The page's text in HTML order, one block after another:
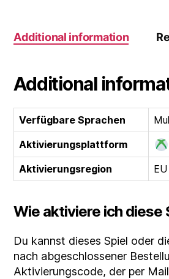
(EU)
Additional information
Additional
Verfügbare Sprachen
Aktivierungsplattform
Aktivierungsregion EU
Wie aktiviere ich diese
Du kannst dieses Spiel oder
nach abgeschlossener
Aktivierungscode, der per